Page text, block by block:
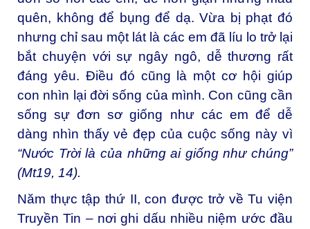
quên, không để bụng để dạ. Vừa bị phạt đó
nhưng chỉ sau một lát là các em đã líu lo trở lại
bắt chuyện với sự ngây ngô, dễ thương rất
đáng yêu. Điều đó cũng là một cơ hội giúp
con nhìn lại đời sống của mình. Con cũng cần
sống sự đơn sơ giống như các em để dễ
dàng nhìn thấy vẻ đẹp của cuộc sống này vì
“Nước Trời là của những ai giống như chúng”
(Mt19, 14).
Năm thực tập thứ II, con được trở về Tu viện
Truyền Tin – nơi ghi dấu nhiều niệm ước đầu